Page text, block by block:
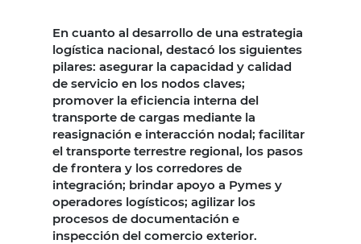
En cuanto al desarrollo de una estrategia
logística nacional, destacó los siguientes
pilares: asegurar la capacidad y calidad
de servicio en los nodos claves;
promover la eficiencia interna del
transporte de cargas mediante la
reasignación e interacción nodal; facilitar
el transporte terrestre regional, los pasos
de frontera y los corredores de
integración; brindar apoyo a Pymes y
operadores logísticos; agilizar los
procesos de documentación e
inspección del comercio exterior.